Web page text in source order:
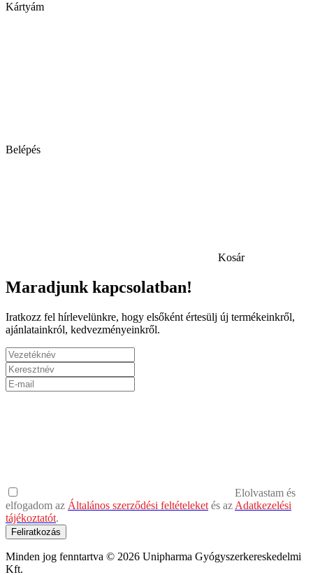
Kártyám
Belépés
Kosár
Maradjunk kapcsolatban!
Iratkozz fel hírlevelünkre, hogy elsőként értesülj új termékeinkről,
ajánlatainkról, kedvezményeinkről.
Elolvastam és
elfogadom az Általános szerződési feltételeket és az Adatkezelési
tájékoztatót.
Feliratkozás
Minden jog fenntartva © 2026 Unipharma Gyógyszerkereskedelmi
Kft.